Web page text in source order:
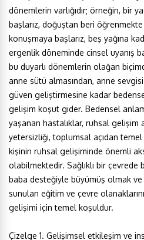
dönemlerin varlığıdır; örneğin, bir
başlarız, doğuştan beri
konuşmaya başlarız, beş yağına
ergenlik döneminde cinsel uyanış
bu duyarlı dönemlerin olağan
anne sütü almasından, anne
güven geliştirmesine kadar
gelişim koşut gider. Bedensel
yaşanan hastalıklar, ruhsal gelişim
yetersizliği, toplumsal açıdan
kişinin ruhsal gelişiminde önemli
olabilmektedir. Sağlıklı bir
baba desteğiyle büyümüş olmak
sunulan eğitim ve çevre
gelişimi için temel koşuldur.
Çizelge 1. Gelişimsel etkileşim ve